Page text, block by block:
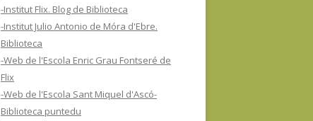
-Institut Flix. Blog de Biblioteca
-Institut Julio Antonio de Móra d'Ebre.
Biblioteca
-Web de l'Escola Enric Grau Fontseré de
Flix
-Web de l'Escola Sant Miquel d'Ascó-
Biblioteca puntedu